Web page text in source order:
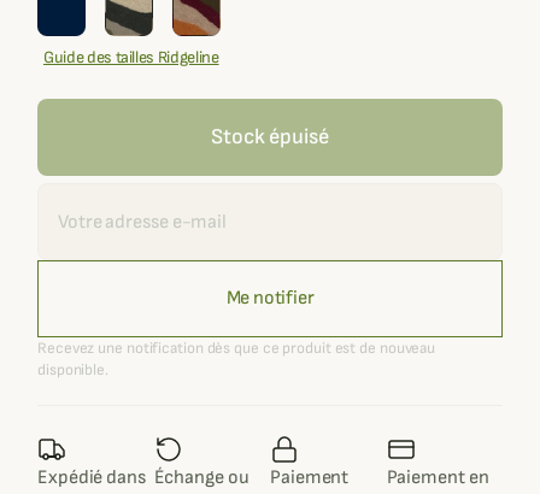
Guide des tailles Ridgeline
Stock épuisé
Me notifier
Recevez une notification dès que ce produit est de nouveau
disponible.
Expédié dans Échange ou
Paiement
Paiement en